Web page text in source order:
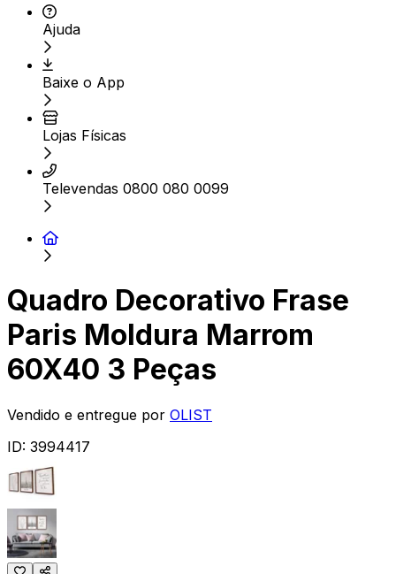
Ajuda
Baixe o App
Lojas Físicas
Televendas 0800 080 0099
Quadro Decorativo Frase
Paris Moldura Marrom
60X40 3 Peças
Vendido e entregue por OLIST
ID: 3994417